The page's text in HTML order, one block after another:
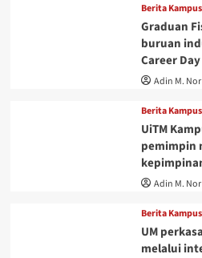
Berita Kampus
Graduan
buruan
Career
Adin M. Nor
Berita Kampus
UiTM
pemimpin
Adin M. Nor
Berita Kampus
UM
melalui